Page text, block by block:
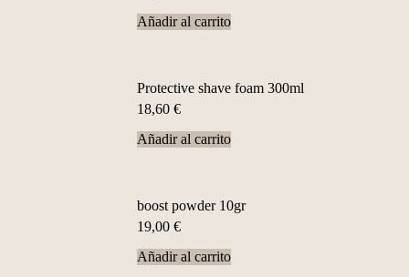
Añadir al carrito
Protective shave foam 300ml
18,60 €
Añadir al carrito
boost powder 10gr
19,00 €
Añadir al carrito